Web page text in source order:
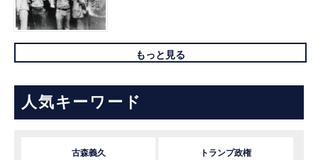
もっと見る
人気キーワード
古森義久 トランプ政権